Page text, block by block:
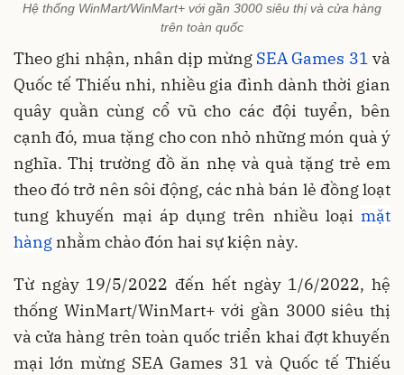
Hệ thống WinMart/WinMart+ với gần 3000 siêu thị và cửa hàng
trên toàn quốc
Theo ghi nhận, nhân dịp mừng SEA Games 31 và
Quốc tế Thiếu nhi, nhiều gia đình dành thời gian
quây quần cùng cổ vũ cho các đội tuyển, bên
cạnh đó, mua tặng cho con nhỏ những món quà ý
nghĩa. Thị trường đồ ăn nhẹ và quà tặng trẻ em
theo đó trở nên sôi động, các nhà bán lẻ đồng loạt
tung khuyến mại áp dụng trên nhiều loại mặt
hàng nhằm chào đón hai sự kiện này.
Từ ngày 19/5/2022 đến hết ngày 1/6/2022, hệ
thống WinMart/WinMart+ với gần 3000 siêu thị
và cửa hàng trên toàn quốc triển khai đợt khuyến
mại lớn mừng SEA Games 31 và Quốc tế Thiếu